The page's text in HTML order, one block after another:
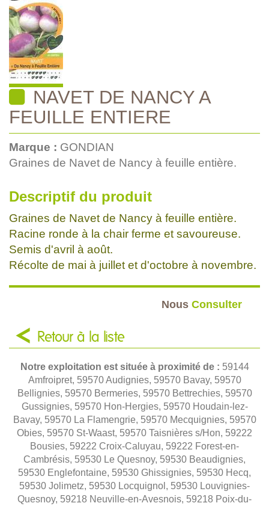
NAVET DE NANCY A
FEUILLE ENTIERE
Marque : GONDIAN
Graines de Navet de Nancy à feuille entière.
Descriptif du produit
Graines de Navet de Nancy à feuille entière.
Racine ronde à la chair ferme et savoureuse.
Semis d'avril à août.
Récolte de mai à juillet et d'octobre à novembre.
Nous Consulter
Retour à la liste
Notre exploitation est située à proximité de : 59144
Amfroipret, 59570 Audignies, 59570 Bavay, 59570
Bellignies, 59570 Bermeries, 59570 Bettrechies, 59570
Gussignies, 59570 Hon-Hergies, 59570 Houdain-lez-
Bavay, 59570 La Flamengrie, 59570 Mecquignies, 59570
Obies, 59570 St-Waast, 59570 Taisnières s/Hon, 59222
Bousies, 59222 Croix-Caluyau, 59222 Forest-en-
Cambrésis, 59530 Le Quesnoy, 59530 Beaudignies,
59530 Englefontaine, 59530 Ghissignies, 59530 Hecq,
59530 Jolimetz, 59530 Locquignol, 59530 Louvignies-
Quesnoy, 59218 Neuville-en-Avesnois, 59218 Poix-du-